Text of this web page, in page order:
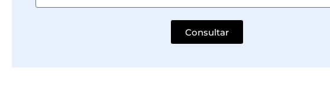
Consultar